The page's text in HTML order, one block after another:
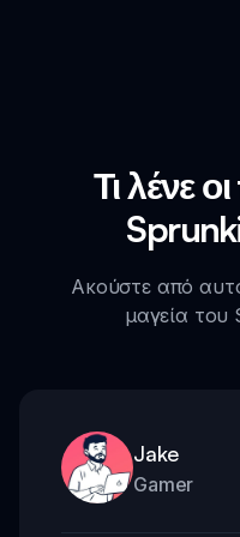
Τι λένε
Ακούστε από
μαγεία του
Jake
Gamer